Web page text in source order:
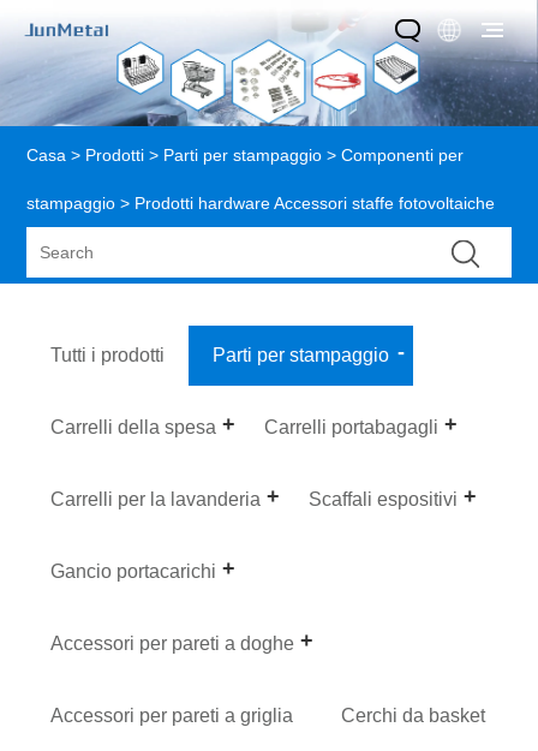
Casa > Prodotti > Parti per stampaggio >Componenti per
stampaggio > Prodotti hardware Accessori staffe fotovoltaiche
Tutti i prodotti Parti per stampaggio
Carrelli della spesa Carrelli portabagagli
Carrelli per la lavanderia Scaffali espositivi
Gancio portacarichi
Accessori per pareti a doghe
Accessori per pareti a griglia Cerchi da basket